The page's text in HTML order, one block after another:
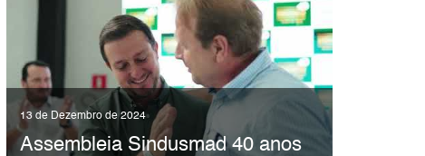
13 de Dezembro de 2024
Assembleia Sindusmad 40 anos